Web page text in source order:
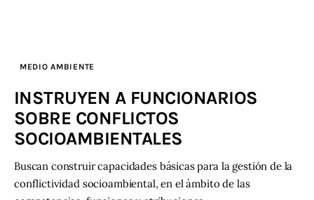
MEDIO AMBIENTE
INSTRUYEN A FUNCIONARIOS
SOBRE CONFLICTOS
SOCIOAMBIENTALES
Buscan construir capacidades básicas para la gestión de la
conflictividad socioambiental, en el ámbito de las